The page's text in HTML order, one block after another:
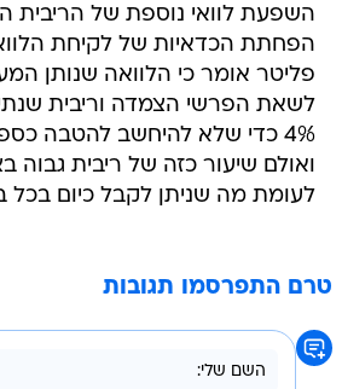
השפעת לוואי נוספת של הריבית
הפחתת הכדאיות של לקיחת
פליטר אומר כי הלוואה שנותן
לשאת הפרשי הצמדה וריבית
4% כדי שלא להיחשב להטבה
ואולם שיעור כזה של ריבית גבוה
לעומת מה שניתן לקבל כיום בכל
טרם התפרסמו תגובות